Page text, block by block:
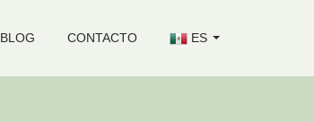
BLOG CONTACTO ES